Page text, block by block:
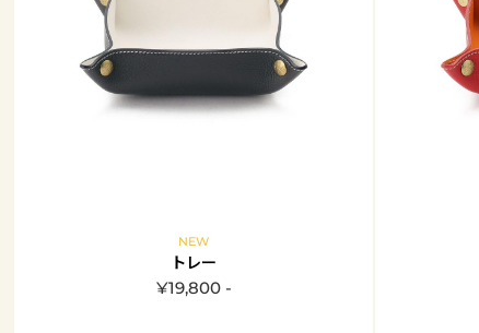
NEW
トレー
¥19,800 -